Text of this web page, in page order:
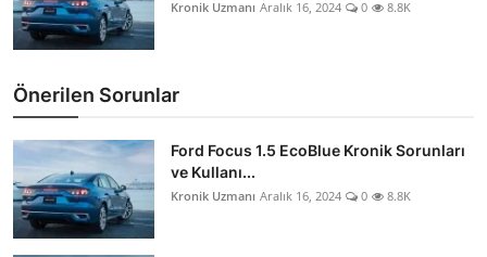
Kronik Uzmanı Aralık 16, 2024 0 8.8K
Önerilen Sorunlar
Ford Focus 1.5 EcoBlue Kronik Sorunları
ve Kullanı...
Kronik Uzmanı Aralık 16, 2024 0 8.8K